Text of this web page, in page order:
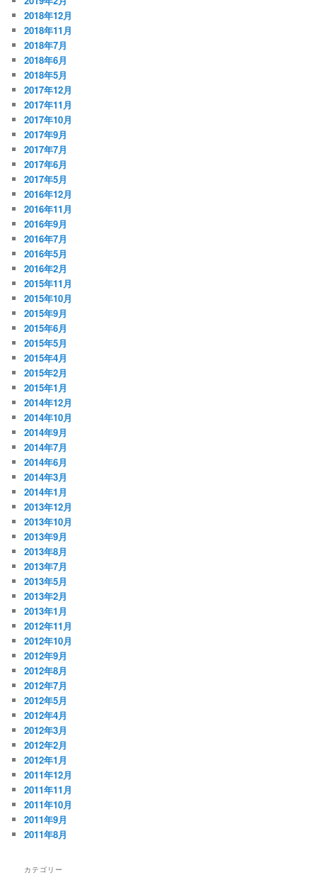
2018年12月
2018年11月
2018年7月
2018年6月
2018年5月
2017年12月
2017年11月
2017年10月
2017年9月
2017年7月
2017年6月
2017年5月
2016年12月
2016年11月
2016年9月
2016年7月
2016年5月
2016年2月
2015年11月
2015年10月
2015年9月
2015年6月
2015年5月
2015年4月
2015年2月
2015年1月
2014年12月
2014年10月
2014年9月
2014年7月
2014年6月
2014年3月
2014年1月
2013年12月
2013年10月
2013年9月
2013年8月
2013年7月
2013年5月
2013年2月
2013年1月
2012年11月
2012年10月
2012年9月
2012年8月
2012年7月
2012年5月
2012年4月
2012年3月
2012年2月
2012年1月
2011年12月
2011年11月
2011年10月
2011年9月
2011年8月
カテゴリー